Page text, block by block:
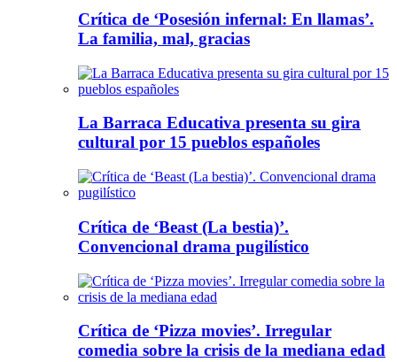
Crítica de ‘Posesión infernal: En llamas’.
La familia, mal, gracias
La Barraca Educativa presenta su gira
cultural por 15 pueblos españoles
Crítica de ‘Beast (La bestia)’.
Convencional drama pugilístico
Crítica de ‘Pizza movies’. Irregular
comedia sobre la crisis de la mediana edad